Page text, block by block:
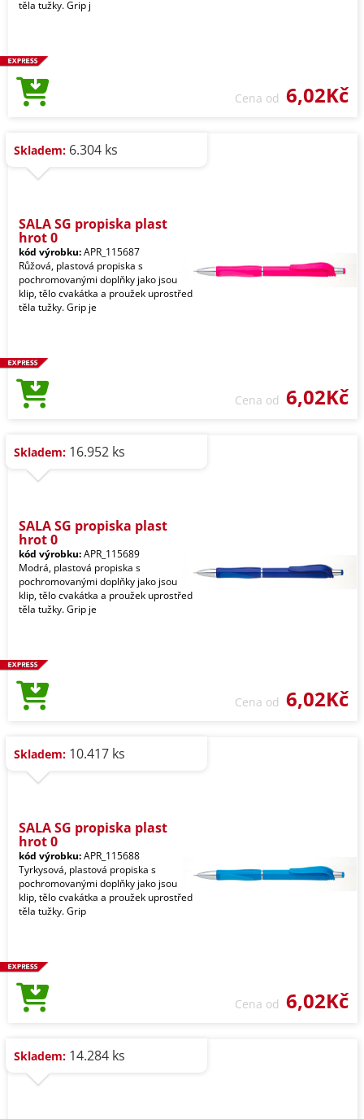
těla tužky. Grip j
Cena od 6,02Kč
Skladem: 6.304 ks
SALA SG propiska plast
hrot 0
kód výrobku:APR_115687
Růžová, plastová propiska s
pochromovanými doplňky jako jsou
klip, tělo cvakátka a proužek uprostřed
těla tužky. Grip je
Cena od 6,02Kč
Skladem: 16.952 ks
SALA SG propiska plast
hrot 0
kód výrobku:APR_115689
Modrá, plastová propiska s
pochromovanými doplňky jako jsou
klip, tělo cvakátka a proužek uprostřed
těla tužky. Grip je
Cena od 6,02Kč
Skladem: 10.417 ks
SALA SG propiska plast
hrot 0
kód výrobku:APR_115688
Tyrkysová, plastová propiska s
pochromovanými doplňky jako jsou
klip, tělo cvakátka a proužek uprostřed
těla tužky. Grip
Cena od 6,02Kč
Skladem: 14.284 ks